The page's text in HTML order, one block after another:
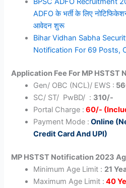
ADFO के भर्ती के लिए
आवेदन शुरू
Bihar Vidhan Sabha
Notification For 69 Posts,
Application Fee For MP HSTST
Gen/ OBC (NCL)/ EWS :
SC/ ST/ PwBD/ : 310/-
Portal Charge : 60/-
Payment Mode : Online
Credit Card And UPI)
MP HSTST Notification 2023
Minimum Age Limit : 21
Maximum Age Limit : 40